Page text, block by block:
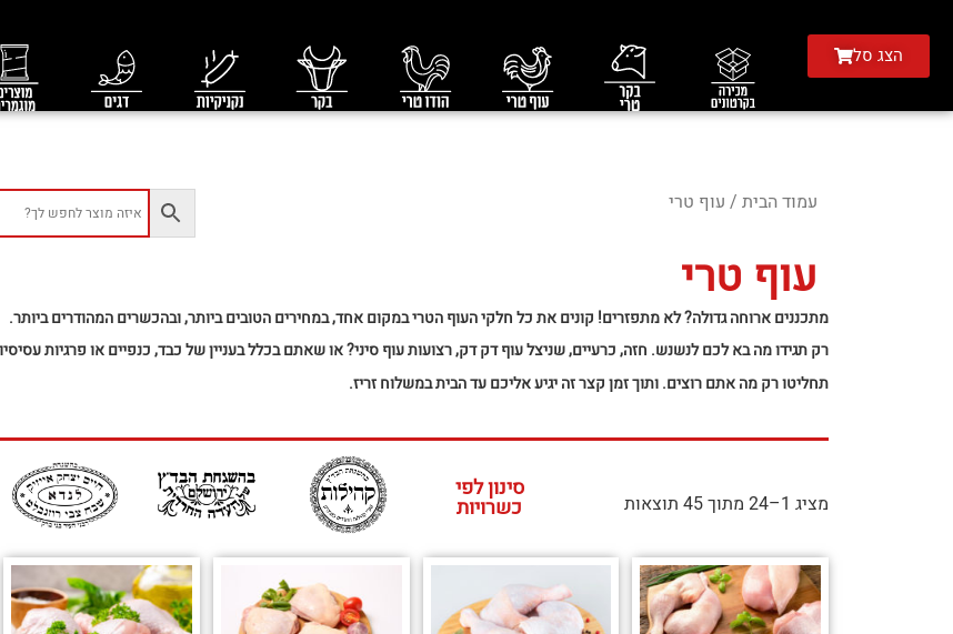
הצג סל
עמוד הבית / עוף טרי
עוף טרי
מתכננים ארוחה גדולה? לא מתפזרים! קונים את כל חלקי העוף הטרי במקום אחד, במחירים הטובים ביותר, ובהכשרים המהודרים ביותר.
רק תגידו מה בא לכם לנשנש. חזה, כרעיים, שניצל עוף דק דק, רצועות עוף סיני? או שאתם בכלל בעניין של כבד, כנפיים או פרגיות
תחליטו רק מה אתם רוצים. ותוך זמן קצר זה יגיע אליכם עד הבית במשלוח זריז.
סינון לפי
כשרויות מציג 1–24 מתוך 45 תוצאות